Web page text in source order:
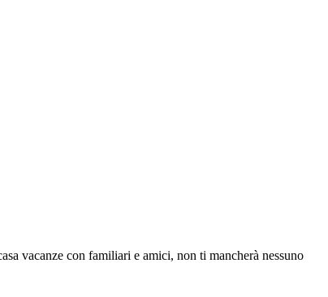
vacanze con familiari e amici, non ti mancherà nessuno